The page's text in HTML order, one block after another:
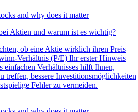
Aktien und warum ist es wichtig?
ob eine Aktie wirklich ihren Preis
Verhältnis (P/E) Ihr erster Hinweis
einfachen Verhältnisses hilft Ihnen,
treffen, bessere Investitionsmöglichkeiten
Fehler zu vermeiden.